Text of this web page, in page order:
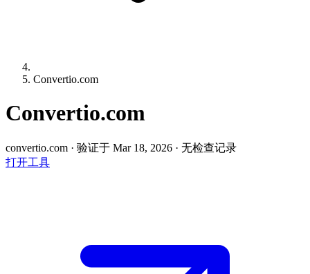
Convertio.com
Convertio.com
convertio.com · 验证于 Mar 18, 2026 · 无检查记录
打开工具